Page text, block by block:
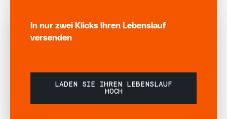
In nur zwei Klicks Ihren Lebenslauf
versenden
LADEN SIE IHREN LEBENSLAUF
HOCH